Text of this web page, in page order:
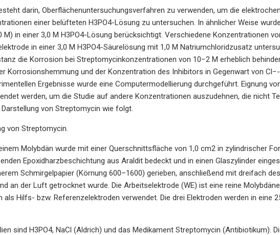
darin, Oberflächenuntersuchungsverfahren zu verwenden, um die
einer belüfteten H3PO4-Lösung zu untersuchen. In ähnlicher Weise
M) in einer 3,0 M H3PO4-Lösung berücksichtigt. Verschiedene Konzentrationen
in einer 3,0 M H3PO4-Säurelösung mit 1,0 M Natriumchloridzusatz
die Korrosion bei Streptomycinkonzentrationen von 10−2 M erheblich
Korrosionshemmung und der Konzentration des Inhibitors in Gegenwart von
Ergebnisse wurde eine Computermodellierung durchgeführt. Eignung
werden, um die Studie auf andere Konzentrationen auszudehnen, die nicht
von Streptomycin wie folgt.
von Streptomycin.
Molybdän wurde mit einer Querschnittsfläche von 1,0 cm2 in zylindrischer
Epoxidharzbeschichtung aus Araldit bedeckt und in einen Glaszylinder
Schmirgelpapier (Körnung 600–1600) gerieben, anschließend mit dreifach
an der Luft getrocknet wurde. Die Arbeitselektrode (WE) ist eine reine
als Hilfs- bzw. Referenzelektroden verwendet. Die drei Elektroden werden in eine
sind H3PO4, NaCl (Aldrich) und das Medikament Streptomycin (Antibiotikum).